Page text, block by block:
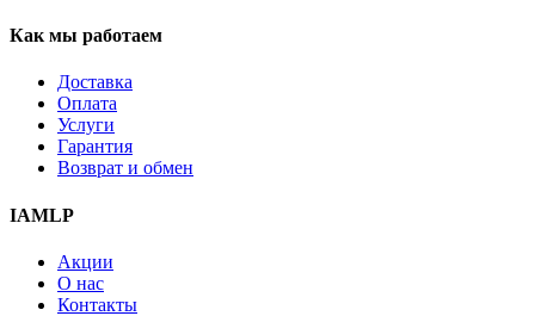
Как мы работаем
Доставка
Оплата
Услуги
Гарантия
Возврат и обмен
IAMLP
Акции
О нас
Контакты